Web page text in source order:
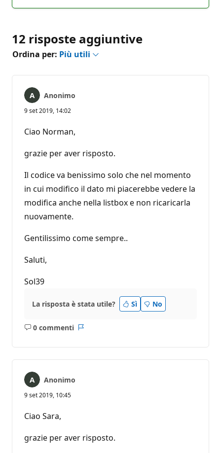
12 risposte aggiuntive
Ordina per: Più utili
Anonimo
9 set 2019, 14:02
Ciao Norman,
grazie per aver risposto.
Il codice va benissimo solo che nel momento
in cui modifico il dato mi piacerebbe vedere la
modifica anche nella listbox e non ricaricarla
nuovamente.
Gentilissimo come sempre..
Saluti,
Sol39
La risposta è stata utile? Sì No
0 commenti
Nessun
Anonimo
9 set 2019, 10:45
Ciao Sara,
grazie per aver risposto.